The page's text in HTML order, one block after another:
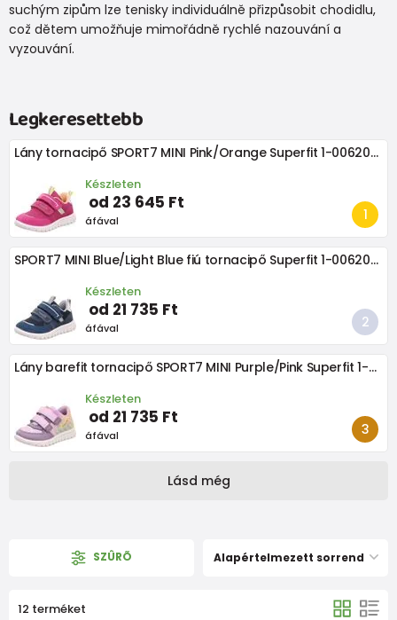
suchým zipům lze tenisky individuálně přizpůsobit chodidlu,
což dětem umožňuje mimořádně rychlé nazouvání a
vyzouvání.
Legkeresettebb
Lány tornacipő SPORT7 MINI Pink/Orange Superfit 1-006203-5510
Készleten
od 23 645 Ft
áfával
SPORT7 MINI Blue/Light Blue fiú tornacipő Superfit 1-006203-8080
Készleten
od 21 735 Ft
áfával
Lány barefit tornacipő SPORT7 MINI Purple/Pink Superfit 1-006183-8500
Készleten
od 21 735 Ft
áfával
Lásd még
SZÛRÕ Alapértelmezett sorrend
12 terméket